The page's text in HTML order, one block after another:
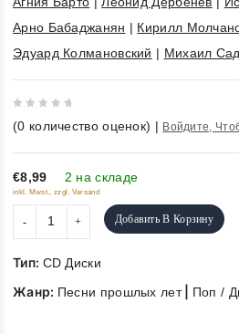
Арно Бабаджанян | Кирилл
Эдуард Колмановский | Михаил
out
of
5
(0 количество оценок) | Войдите,
€8,99 2 на складе
inkl. Mwst., zzgl. Versand
Добавить В Корзину
Тип: CD Диски
Жанр: Песни прошлых лет| Поп /